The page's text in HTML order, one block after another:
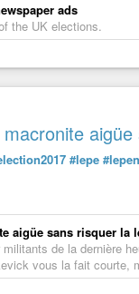
ads
the UK elections.
#lepe #lepen
aigüe sans risquer la
de la dernière
vous la fait